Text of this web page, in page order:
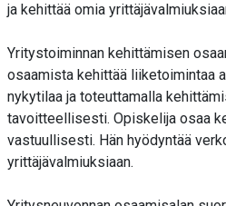
ja kehittää omia
Yritystoiminnan kehittämisen
osaamista kehittää liiketoimintaa
nykytilaa ja toteuttamalla
tavoitteellisesti. Opiskelija osaa
vastuullisesti. Hän hyödyntää
yrittäjävalmiuksiaan.